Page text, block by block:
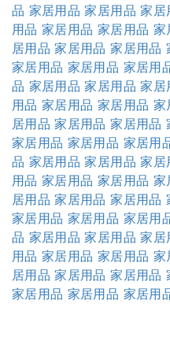
品 家居用品 家居用品 家居
用品 家居用品 家居用品 家
居用品 家居用品 家居用品
家居用品 家居用品 家居用
品 家居用品 家居用品 家居
用品 家居用品 家居用品 家
居用品 家居用品 家居用品
家居用品 家居用品 家居用
品 家居用品 家居用品 家居
用品 家居用品 家居用品 家
居用品 家居用品 家居用品
家居用品 家居用品 家居用
品 家居用品 家居用品 家居
用品 家居用品 家居用品 家
居用品 家居用品 家居用品
家居用品 家居用品 家居用